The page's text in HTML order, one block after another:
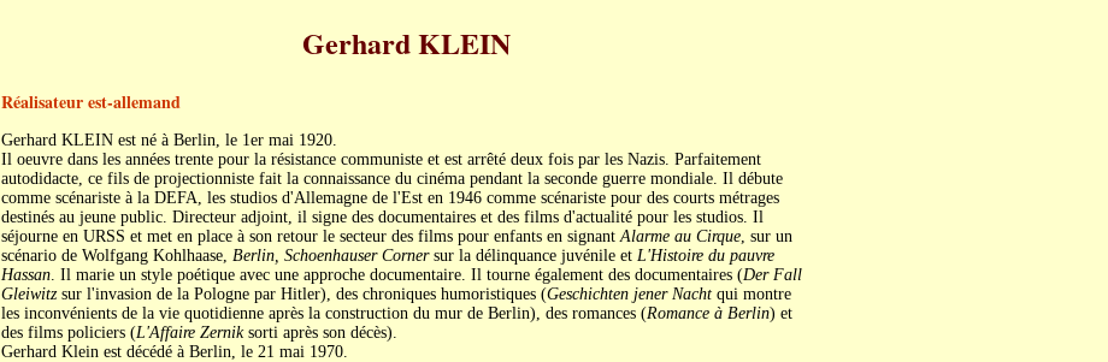
Gerhard KLEIN
Réalisateur est-allemand
Gerhard KLEIN est né à Berlin, le 1er mai 1920.
Il oeuvre dans les années trente pour la résistance communiste et est arrêté deux fois par les Nazis. Parfaitement
autodidacte, ce fils de projectionniste fait la connaissance du cinéma pendant la seconde guerre mondiale. Il débute
comme scénariste à la DEFA, les studios d'Allemagne de l'Est en 1946 comme scénariste pour des courts métrages
destinés au jeune public. Directeur adjoint, il signe des documentaires et des films d'actualité pour les studios. Il
séjourne en URSS et met en place à son retour le secteur des films pour enfants en signantAlarme au Cirque, sur un
scénario de Wolfgang Kohlhaase, Berlin, Schoenhauser Cornersur la délinquance juvénile et L'Histoire du pauvre
Hassan. Il marie un style poétique avec une approche documentaire. Il tourne également des documentaires (Der Fall
Gleiwitzsur l'invasion de la Pologne par Hitler), des chroniques humoristiques (Geschichten jener Nachtqui montre
les inconvénients de la vie quotidienne après la construction du mur de Berlin), des romances (Romance à Berlin) et
des films policiers (L'Affaire Zerniksorti après son décès).
Gerhard Klein est décédé à Berlin, le 21 mai 1970.